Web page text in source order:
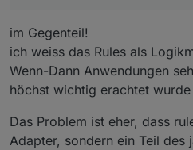
im Gegenteil!
ich weiss das Rules als
Wenn-Dann Anwendungen
höchst wichtig erachtet
Das Problem ist eher, dass
Adapter, sondern ein Teil